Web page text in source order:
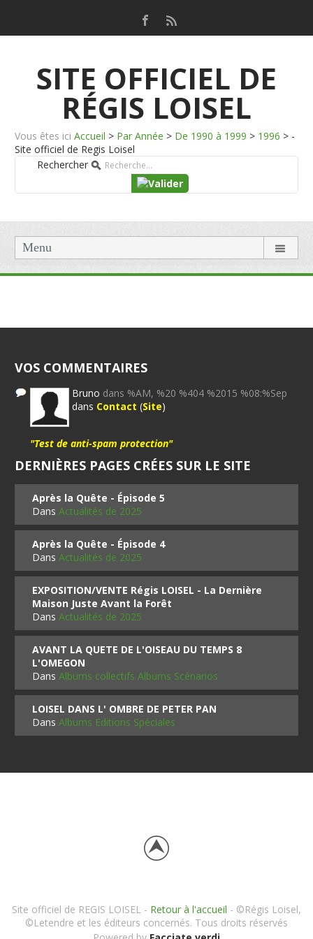
SITE OFFICIEL DE
RÉGIS LOISEL
Vous êtes ici Accueil > Par Année > De 1990 à 1999 > 1996 > -
Site officiel de Regis Loisel
Rechercher
Menu
VOS COMMENTAIRES
Bruno dans %AM, %20 %404 %2015 %08:%Sep
dans Contact (Site)
"Test de anti-spam protection"
DERNIÈRES PAGES CRÉES SUR LE SITE
Après la Quête - Épisode 5
DansActualités de 2025
Après la Quête - Épisode 4
DansActualités de 2025
EXPOSITION/VENTE Régis LOISEL - La Dernière
Maison Juste Avant la Forêt
DansActualités de 2025
AVANT LA QUETE DE L'OISEAU DU TEMPS 8
L'OMEGON
DansAlbums collectifs Albums Scénarios
LOISEL DANS L' OMBRE DE PETER PAN
DansAlbums Editions Spéciales
Site officiel de REGIS LOISEL - Retour à l'accueil - ©Régis Loisel,
©Letendre et les éditeurs concernés. Tous droits réservés